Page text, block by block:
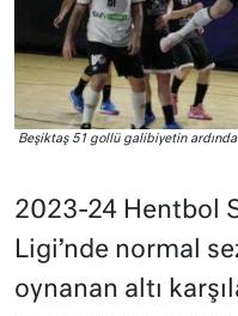
Beşiktaş 51 gollü galibiyetin
2023-24 Hentbol
Ligi’nde normal
oynanan altı